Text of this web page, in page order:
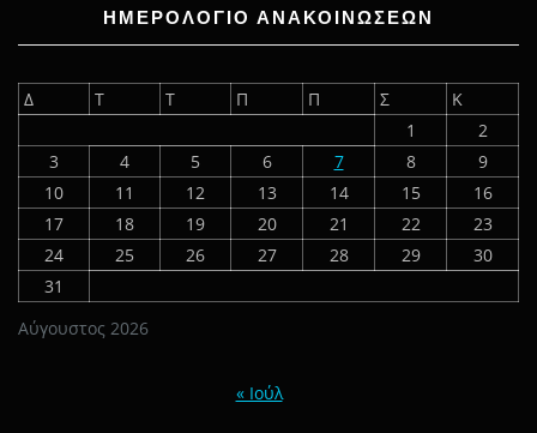
ΗΜΕΡΟΛΟΓΙΟ ΑΝΑΚΟΙΝΩΣΕΩΝ
Αύγουστος 2026
Δ Τ Τ Π Π Σ
Κ
1
2
3
4 5 6 7 8
9
10
11 12 13 14 15
16
17
18 19 20 21 22
23
24
25 26 27 28 29
30
31
« Ιούλ